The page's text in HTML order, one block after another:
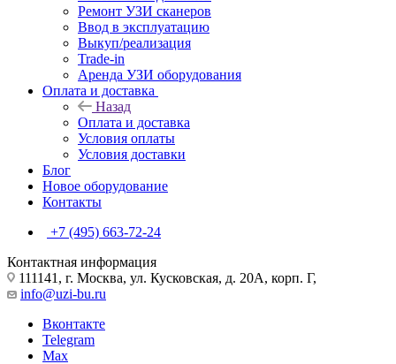
Ремонт УЗИ сканеров
Ввод в эксплуатацию
Выкуп/реализация
Trade-in
Аренда УЗИ оборудования
Оплата и доставка
Назад
Оплата и доставка
Условия оплаты
Условия доставки
Блог
Новое оборудование
Контакты
+7 (495) 663-72-24
Контактная информация
111141, г. Москва, ул. Кусковская, д. 20А, корп. Г,
info@uzi-bu.ru
Вконтакте
Telegram
Max